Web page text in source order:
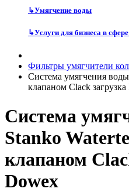
↳Умягчение воды
↳Услуги для бизнеса в
Фильтры умягчители
Система умягчения
клапаном Clack
Система
Stanko
клапаном
Dowex